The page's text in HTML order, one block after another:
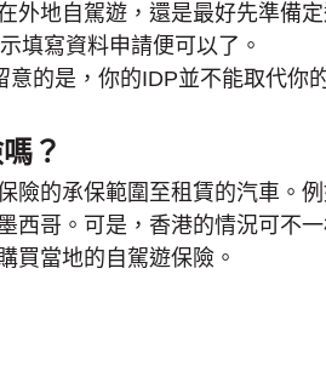
地自駕遊，還是最好先準備
填寫資料申請便可以了。
的是，你的IDP並不能取代你
？
的承保範圍至租賃的汽車。
西哥。可是，香港的情況可不一
買當地的自駕遊保險。